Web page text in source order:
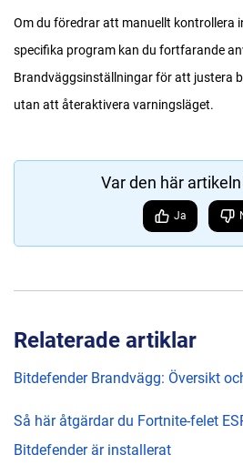
Om du föredrar att manuellt kontrollera
specifika program kan du fortfarande
Brandväggsinställningar för att justera
utan att återaktivera varningsläget.
Var den här
Ja
Relaterade artiklar
Bitdefender Brandvägg: Översikt
Så här åtgärdar du Fortnite-felet
Bitdefender är installerat